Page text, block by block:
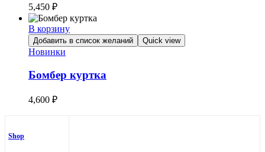
5,450 ₽
В корзину
Добавить в список желаний Quick view
Новинки
Бомбер куртка
4,600 ₽
Shop